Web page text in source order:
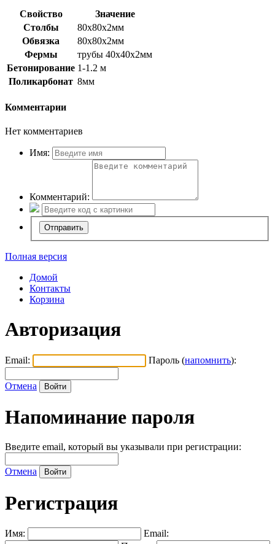
Свойство
Значение
Столбы
80х80х2мм
Обвязка
80х80х2мм
Фермы
трубы 40х40х2мм
Бетонирование 1-1.2 м
Поликарбонат 8мм
Комментарии
Нет комментариев
Имя:
Комментарий:
Полная версия
Домой
Контакты
Корзина
Авторизация
Email: Пароль (напомнить):
Отмена
Напоминание пароля
Введите email, который вы указывали при регистрации:
Отмена
Регистрация
Имя:
Email: